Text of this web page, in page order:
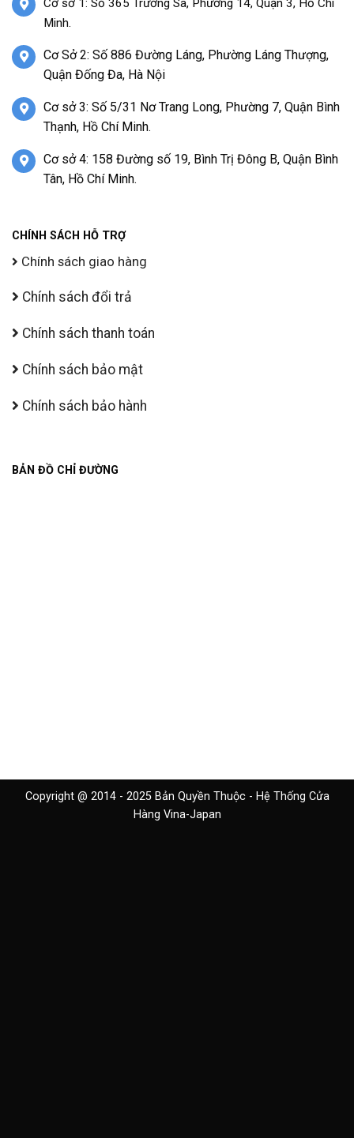
Cơ sở 1: Số 365 Trường Sa, Phường 14, Quận 3, Hồ Chí
Minh.
Cơ Sở 2: Số 886 Đường Láng, Phường Láng Thượng,
Quận Đống Đa, Hà Nội
Cơ sở 3: Số 5/31 Nơ Trang Long, Phường 7, Quận Bình
Thạnh, Hồ Chí Minh.
Cơ sở 4: 158 Đường số 19, Bình Trị Đông B, Quận Bình
Tân, Hồ Chí Minh.
CHÍNH SÁCH HỖ TRỢ
Chính sách giao hàng
Chính sách đổi trả
Chính sách thanh toán
Chính sách bảo mật
Chính sách bảo hành
BẢN ĐỒ CHỈ ĐƯỜNG
Copyright @ 2014 - 2025 Bản Quyền Thuộc - Hệ Thống Cửa
Hàng Vina-Japan